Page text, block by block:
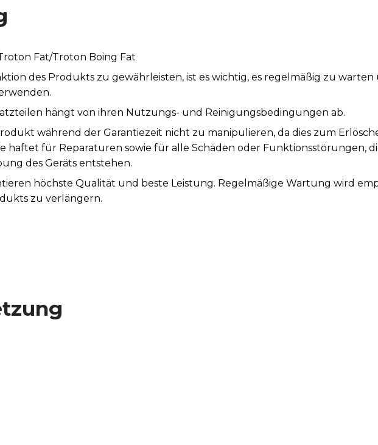
Fat/Troton Boing Fat
des Produkts zu gewährleisten, ist es wichtig, es regelmäßig zu warten
hängt von ihren Nutzungs- und Reinigungsbedingungen ab.
während der Garantiezeit nicht zu manipulieren, da dies zum
haftet für Reparaturen sowie für alle Schäden oder Funktionsstörungen,
des Geräts entstehen.
höchste Qualität und beste Leistung. Regelmäßige Wartung wird
zu verlängern.